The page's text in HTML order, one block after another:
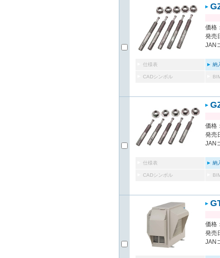
価格
発売
JAN
仕様表 納
CADシンボル
価格
発売
JAN
仕様表 納
CADシンボル
価格
発売
JAN